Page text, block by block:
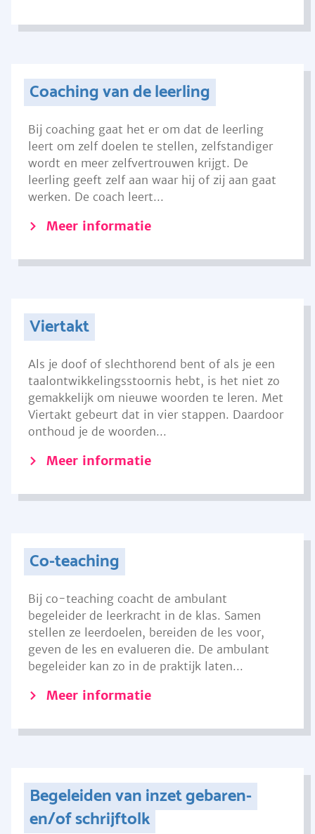
Coaching van de leerling
Bij coaching gaat het er om dat de leerling
leert om zelf doelen te stellen, zelfstandiger
wordt en meer zelfvertrouwen krijgt. De
leerling geeft zelf aan waar hij of zij aan gaat
werken. De coach leert...
Meer informatie
Viertakt
Als je doof of slechthorend bent of als je een
taalontwikkelingsstoornis hebt, is het niet zo
gemakkelijk om nieuwe woorden te leren. Met
Viertakt gebeurt dat in vier stappen. Daardoor
onthoud je de woorden...
Meer informatie
Co-teaching
Bij co-teaching coacht de ambulant
begeleider de leerkracht in de klas. Samen
stellen ze leerdoelen, bereiden de les voor,
geven de les en evalueren die. De ambulant
begeleider kan zo in de praktijk laten...
Meer informatie
Begeleiden van inzet gebaren-
en/of schrijftolk